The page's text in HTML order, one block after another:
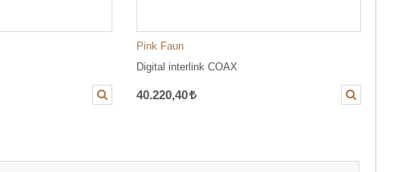
Pink Faun
Digital interlink COAX
40.220,40